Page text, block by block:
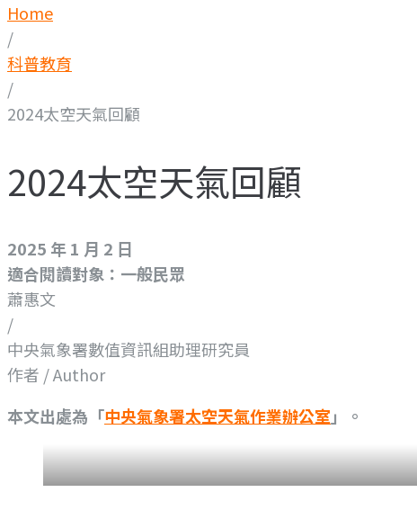
Home
/
科普教育
/
2024太空天氣回顧
2024太空天氣回顧
2025 年 1 月 2 日
適合閱讀對象：一般民眾
蕭惠文
/
中央氣象署數值資訊組助理研究員
作者 / Author
本文出處為「中央氣象署太空天氣作業辦公室」。